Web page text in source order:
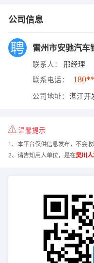
公司信息
雷州市安驰汽车
联系人： 邢经理
联系电话：
公司地址： 湛江开
温馨提示
1、本平台仅供信息发布，不会收
2、请告知用人单位，是在吴川人